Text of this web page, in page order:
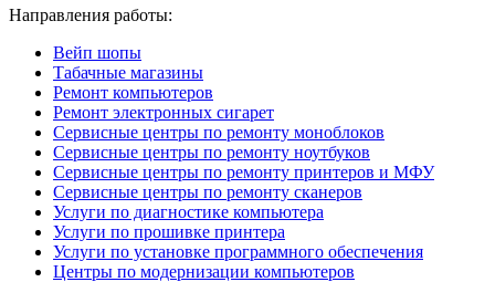
Направления работы:
Вейп шопы
Табачные магазины
Ремонт компьютеров
Ремонт электронных сигарет
Сервисные центры по ремонту моноблоков
Сервисные центры по ремонту ноутбуков
Сервисные центры по ремонту принтеров и МФУ
Сервисные центры по ремонту сканеров
Услуги по диагностике компьютера
Услуги по прошивке принтера
Услуги по установке программного обеспечения
Центры по модернизации компьютеров